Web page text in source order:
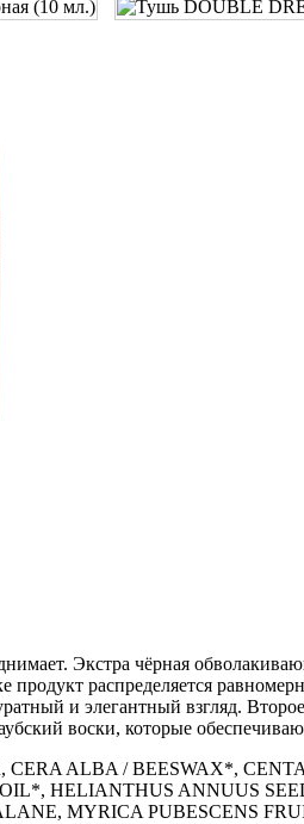
Экстра чёрная
продукт распределяется
и элегантный взгляд.
воски, которые
CERA ALBA / BEESWAX*,
HELIANTHUS ANNUUS
MYRICA PUBESCENS